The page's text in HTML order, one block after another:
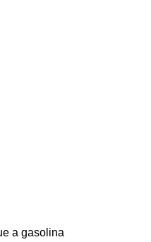
a gasolina